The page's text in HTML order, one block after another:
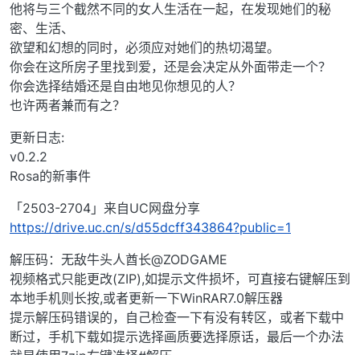
他将与三个截然不同的女人生活在一起，在发现她们的秘
密、生活、
欲望和幻想的同时，必须应对她们的热切渴望。
你会在这所房子里找到爱，还是会决定从外面带走一个？
你会选择结婚还是自由地见你想见的人？
也许两者兼而有之？
更新日志:
v0.2.2
Rosa的新事件
「2503-2704」来自UC网盘分享
https://drive.uc.cn/s/d55dcff343864?public=1
解压码：无敌牛头人酋长@ZODGAME
视频格式只能更改(ZIP),如提示文件损坏，可直接右键解压到
本地手机则长按,或者更新一下WinRAR7.0解压器
提示解压码错误的，自己检查一下有没有转区，或者下载中
断过，手机下载如提示选择画质要选择原话，最后一个办法